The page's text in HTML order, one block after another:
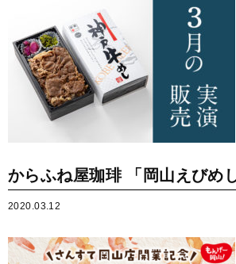
からふね屋珈琲 「岡山えびめ
2020.03.12